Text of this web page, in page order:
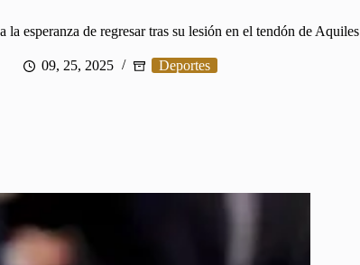
la esperanza de regresar tras su lesión en el tendón de Aquiles
09, 25, 2025 Deportes